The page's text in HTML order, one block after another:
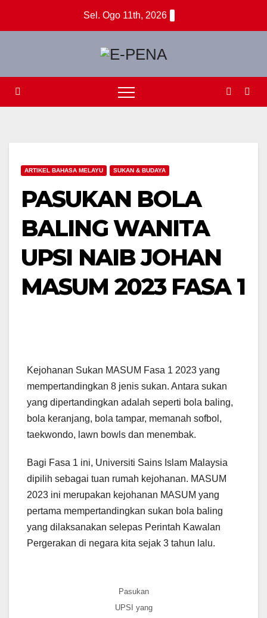
Sel. Ogo 11th, 2026
ARTIKEL BAHASA MELAYU SUKAN & BUDAYA
PASUKAN BOLA
BALING WANITA
UPSI NAIB JOHAN
MASUM 2023 FASA 1
Kejohanan Sukan MASUM Fasa 1 2023 yang
mempertandingkan 8 jenis sukan. Antara sukan
yang dipertandingkan adalah seperti bola baling,
bola keranjang, bola tampar, memanah sofbol,
taekwondo, lawn bowls dan menembak.
Bagi Fasa 1 ini, Universiti Sains Islam Malaysia
dipilih sebagai tuan rumah kejohanan. MASUM
2023 ini merupakan kejohanan MASUM yang
pertama mempertandingkan sukan bola baling
yang dilaksanakan selepas Perintah Kawalan
Pergerakan di negara kita sejak 3 tahun lalu.
Pasukan
UPSI yang